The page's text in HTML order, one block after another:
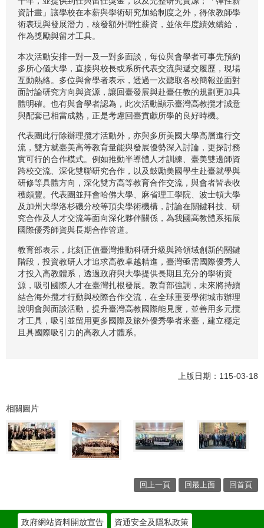
資計畫」讓學校在本薪與學術研究加給制度之外，得依教師學
術表現與發展潛力，核發額外彈性薪資，並依年度績效續給，
作為獎勵與留才工具。
本次活動安排一對一及一對多面談，每位與會學者可事先預約
多所心儀大學，直接與校長或系所代表交流與遞交履歷，現場
互動熱絡。多位與會學者表示，透過一次聽取各校簡報並面對
面討論研究方向與資源，讓回臺發展與赴臺任教的規劃更加具
體明確。也有與會學者認為，此次活動顯示臺灣高教攬才誠意
與配套已相當成熟，正是考慮回臺貢獻所學的良好時機。
代表團此行除辦理攬才活動外，亦與多所美國大學高層進行交
流，雙方就臺美高等教育量能與發展優勢深入討論，更探討務
實可行的合作模式。例如推動半導體人才訓練、臺美雙邊師資
跨校交流、深化雙聯研究合作，以及鼓勵美國學生赴臺就學與
研修等具體方向，深化雙方高等教育合作交流，與會者皆表收
穫頗豐。代表團並拜會哈佛大學、麻省理工學院、波士頓大學
及加州大學洛杉磯分校等頂尖學術機構，討論在關鍵科技、研
究合作及人才交流等面向深化夥伴關係，為我國高教體系拓展
國際優秀師資與長期合作管道。
教育部表示，此刻正值臺灣推動科研升級與跨領域創新的關鍵
階段，投資教研人才追求高教卓越精進，臺灣亟需國際優秀人
才投入高教體系，透過政府與大學提供長期且充分的學術資
源，吸引國際人才在臺灣扎根發展。教育部強調，未來將持續
結合海外攬才行動與校際合作交流，在全球重要學術城市辦理
說明會與面談活動，提升臺灣高教國際能見度，並善用多元攬
才工具，吸引並留用更多國際及旅外優秀學者來臺，建立穩定
且具國際吸引力的高教人才體系。
上版日期：115-03-18
相關圖片
回上一頁 回最上面 回首頁
政府網站資料開放宣告 資通安全及隱私政策